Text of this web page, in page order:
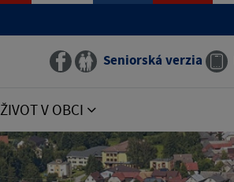
Seniorská verzia
ŽIVOT V OBCI